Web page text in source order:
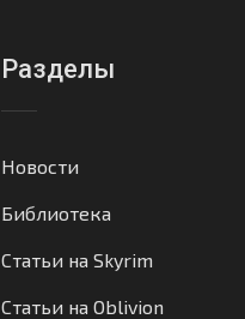
Разделы
Новости
Библиотека
Статьи на Skyrim
Статьи на Oblivion